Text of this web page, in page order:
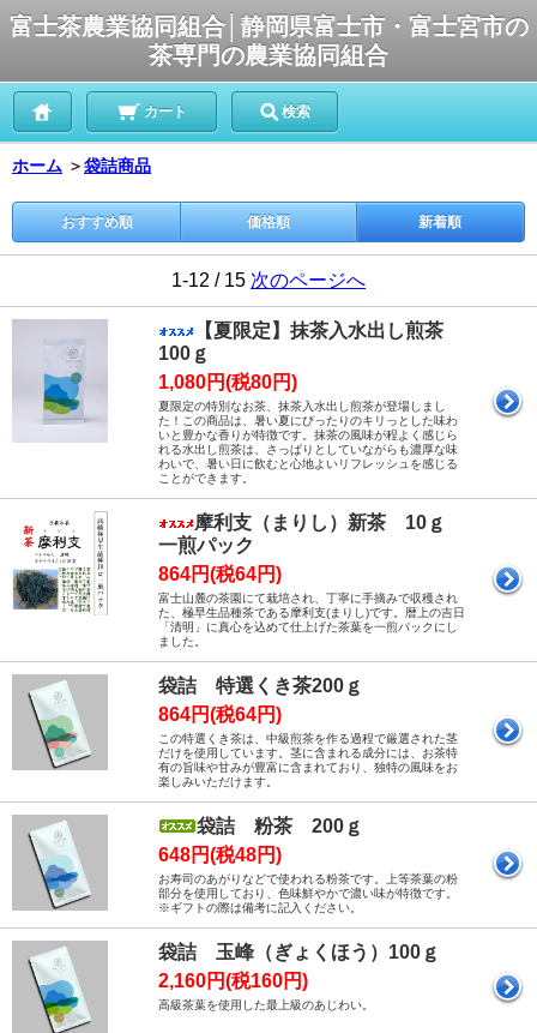
富士茶農業協同組合│静岡県富士市・富士宮市の
茶専門の農業協同組合
カート 検索
ホーム ＞袋詰商品
おすすめ順 価格順 新着順
1-12 / 15 次のページへ
【夏限定】抹茶入水出し煎茶
100ｇ
1,080円(税80円)
夏限定の特別なお茶、抹茶入水出し煎茶が登場しまし
た！この商品は、暑い夏にぴったりのキリっとした味わ
いと豊かな香りが特徴です。抹茶の風味が程よく感じら
れる水出し煎茶は、さっぱりとしていながらも濃厚な味
わいで、暑い日に飲むと心地よいリフレッシュを感じる
ことができます。
摩利支（まりし）新茶 10ｇ
一煎パック
864円(税64円)
富士山麓の茶園にて栽培され、丁寧に手摘みで収穫され
た、極早生品種茶である摩利支(まりし)です。暦上の吉日
「清明」に真心を込めて仕上げた茶葉を一煎パックにし
ました。
袋詰 特選くき茶200ｇ
864円(税64円)
この特選くき茶は、中級煎茶を作る過程で厳選された茎
だけを使用しています。茎に含まれる成分には、お茶特
有の旨味や甘みが豊富に含まれており、独特の風味をお
楽しみいただけます。
袋詰 粉茶 200ｇ
648円(税48円)
お寿司のあがりなどで使われる粉茶です。上等茶葉の粉
部分を使用しており、色味鮮やかで濃い味が特徴です。
※ギフトの際は備考に記入ください。
袋詰 玉峰（ぎょくほう）100ｇ
2,160円(税160円)
高級茶葉を使用した最上級のあじわい。